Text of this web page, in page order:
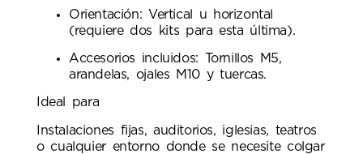
Orientación: Vertical u horizontal
(requiere dos kits para esta última).
Accesorios incluidos: Tornillos M5,
arandelas, ojales M10 y tuercas.
Ideal para
Instalaciones fijas, auditorios, iglesias, teatros
o cualquier entorno donde se necesite colgar